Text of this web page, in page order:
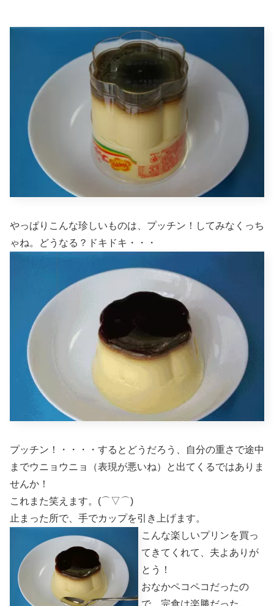
やっぱりこんな珍しいものは、プッチン！してみなくっち
ゃね。どうなる？ドキドキ・・・
プッチン！・・・・するとどうだろう、自分の重さで途中
までウニョウニョ（表現が悪いね）と出てくるではありま
せんか！
これまた笑えます。(⌒▽⌒)
止まった所で、手でカップを引き上げます。
こんな楽しいプリンを買っ
てきてくれて、夫よありが
とう！
おなかペコペコだったの
で、完食は楽勝だった。